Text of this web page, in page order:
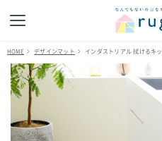
HOME デザインマット インダストリアル 拭けるキ